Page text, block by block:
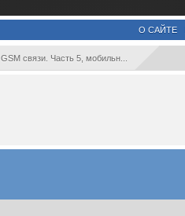
О САЙТЕ
связи. Часть 5, мобильн...